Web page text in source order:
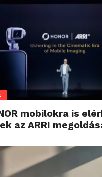
mobilokra is
az ARRI